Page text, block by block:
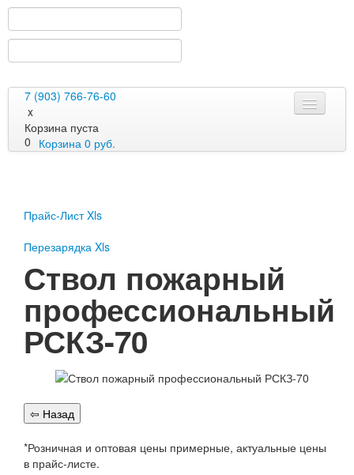
7 (903) 766-76-60
x
Корзина пуста
0 Корзина 0 руб.
Перезарядка ОП
Перезарядка ОВП
Доставка
Оплата
Гарантии
О нас
Публичная оферта
Сертификаты
Вопрос-Ответ
Контакты
Прайс-Лист Xls
Перезарядка Xls
Ствол пожарный
профессиональный
РСКЗ-70
*Розничная и оптовая цены примерные, актуальные цены
в прайс-листе.